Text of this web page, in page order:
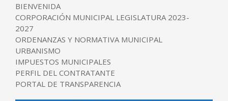
BIENVENIDA
CORPORACIÓN MUNICIPAL LEGISLATURA 2023-
2027
ORDENANZAS Y NORMATIVA MUNICIPAL
URBANISMO
IMPUESTOS MUNICIPALES
PERFIL DEL CONTRATANTE
PORTAL DE TRANSPARENCIA